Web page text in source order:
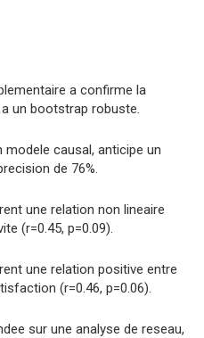
a confirme la
un bootstrap robuste.
causal, anticipe un
de 76%.
une relation non lineaire
(r=0.45, p=0.09).
une relation positive entre
(r=0.46, p=0.06).
sur une analyse de reseau,